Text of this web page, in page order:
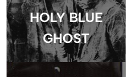
HOLY BLUE
GHOST